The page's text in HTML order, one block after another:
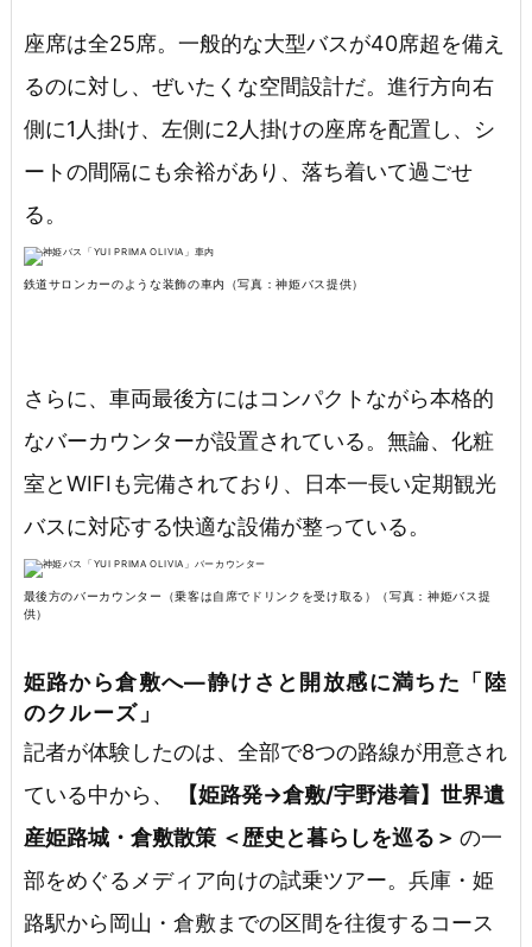
座席は全25席。一般的な大型バスが40席超を備え
るのに対し、ぜいたくな空間設計だ。進行方向右
側に1人掛け、左側に2人掛けの座席を配置し、シ
ートの間隔にも余裕があり、落ち着いて過ごせ
る。
鉄道サロンカーのような装飾の車内（写真：神姫バス提供）
さらに、車両最後方にはコンパクトながら本格的
なバーカウンターが設置されている。無論、化粧
室とWIFIも完備されており、日本一長い定期観光
バスに対応する快適な設備が整っている。
最後方のバーカウンター（乗客は自席でドリンクを受け取る）（写真：神姫バス提
供）
姫路から倉敷へ―静けさと開放感に満ちた「陸
のクルーズ」
記者が体験したのは、全部で8つの路線が用意され
ている中から、
【姫路発→倉敷/宇野港着】世界遺
産姫路城・倉敷散策 ＜歴史と暮らしを巡る＞ の一
部をめぐるメディア向けの試乗ツアー。兵庫・姫
路駅から岡山・倉敷までの区間を往復するコース